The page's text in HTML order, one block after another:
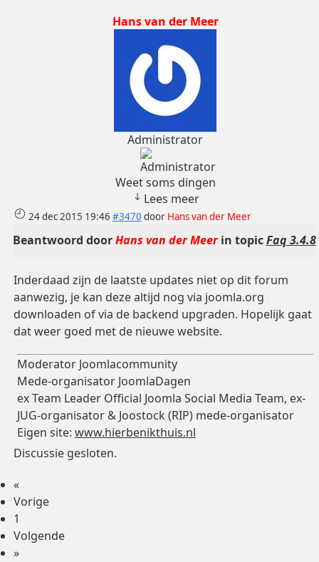
Hans van der Meer
Administrator
Weet soms dingen
Lees meer
24 dec 2015 19:46 #3470 door Hans van der Meer
Beantwoord doorHans van der Meerin topicFaq 3.4.8
Inderdaad zijn de laatste updates niet op dit forum
aanwezig, je kan deze altijd nog via joomla.org
downloaden of via de backend upgraden. Hopelijk gaat
dat weer goed met de nieuwe website.
Moderator Joomlacommunity
Mede-organisator JoomlaDagen
ex Team Leader Official Joomla Social Media Team, ex-
JUG-organisator & Joostock (RIP) mede-organisator
Eigen site: www.hierbenikthuis.nl
Discussie gesloten.
«
Vorige
1
Volgende
»